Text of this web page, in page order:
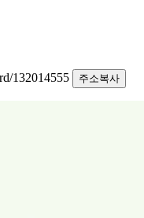
132014555
주소복사